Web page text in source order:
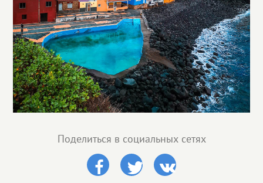
Поделиться в социальных сетях